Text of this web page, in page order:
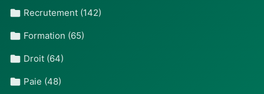
Recrutement (142)
Formation (65)
Droit (64)
Paie (48)